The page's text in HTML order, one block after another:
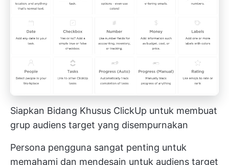
Siapkan Bidang Khusus ClickUp untuk membuat
grup audiens target yang disempurnakan
Persona pengguna sangat penting untuk
memahami dan mendesain untuk audiens target